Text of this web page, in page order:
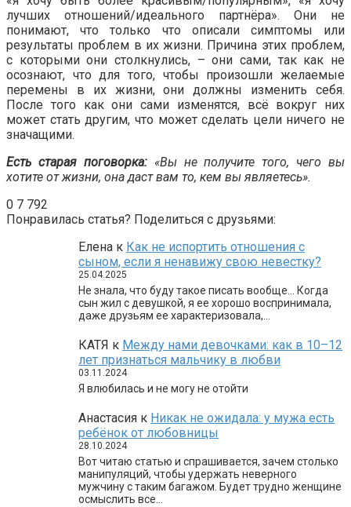
лучших отношений/идеального партнёра». Они не
понимают, что только что описали симптомы или
результаты проблем в их жизни. Причина этих проблем,
с которыми они столкнулись, – они сами, так как не
осознают, что для того, чтобы произошли желаемые
перемены в их жизни, они должны изменить себя.
После того как они сами изменятся, всё вокруг них
может стать другим, что может сделать цели ничего не
значащими.
Есть старая поговорка:«Вы не получите того, чего вы
хотите от жизни, она даст вам то, кем вы являетесь».
0 7 792
Понравилась статья? Поделиться с друзьями:
Елена к Как не испортить отношения с
сыном, если я ненавижу свою невестку?
25.04.2025
Не знала, что буду такое писать вообще… Когда
сын жил с девушкой, я ее хорошо воспринимала,
даже друзьям ее характеризовала,…
КАТЯ к Между нами девочками: как в 10–12
лет признаться мальчику в любви
03.11.2024
Я влюбилась и не могу не отойти
Анастасия к Никак не ожидала: у мужа есть
ребёнок от любовницы
28.10.2024
Вот читаю статью и спрашивается, зачем столько
манипуляций, чтобы удержать неверного
мужчину с таким багажом. Будет трудно женщине
осмыслить все…